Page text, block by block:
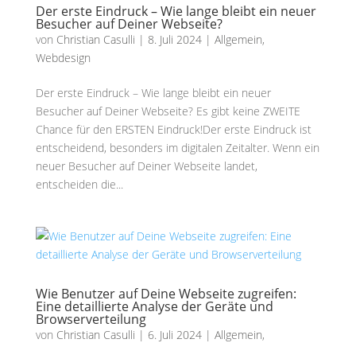
Der erste Eindruck – Wie lange bleibt ein neuer
Besucher auf Deiner Webseite?
von Christian Casulli | 8. Juli 2024| Allgemein,
Webdesign
Der erste Eindruck – Wie lange bleibt ein neuer
Besucher auf Deiner Webseite? Es gibt keine ZWEITE
Chance für den ERSTEN Eindruck!Der erste Eindruck ist
entscheidend, besonders im digitalen Zeitalter. Wenn ein
neuer Besucher auf Deiner Webseite landet,
entscheiden die...
Wie Benutzer auf Deine Webseite zugreifen:
Eine detaillierte Analyse der Geräte und
Browserverteilung
von Christian Casulli | 6. Juli 2024| Allgemein,